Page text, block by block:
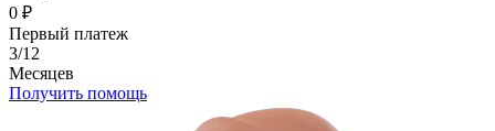
0 ₽
Первый платеж
3/12
Месяцев
Получить помощь